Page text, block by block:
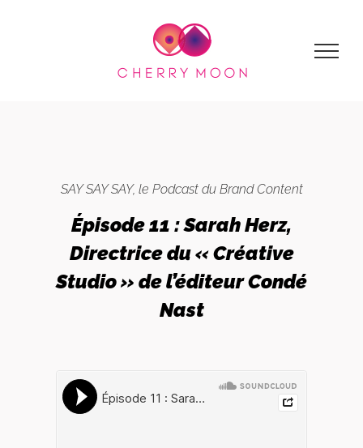
SAY SAY SAY, le Podcast du Brand Content
Épisode 11 : Sarah Herz,
Directrice du « Créative
Studio » de l’éditeur Condé
Nast